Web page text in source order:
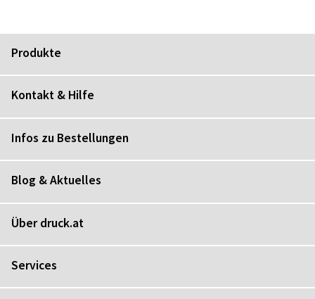
Produkte
Kontakt & Hilfe
Infos zu Bestellungen
Blog & Aktuelles
Über druck.at
Services